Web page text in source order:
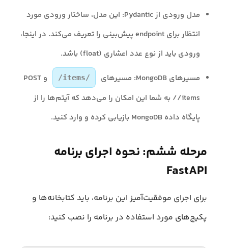
مدل ورودی از Pydantic: این مدل، ساختار ورودی مورد
انتظار برای endpoint پیش‌بینی را تعریف می‌کند. در اینجا،
ورودی باید از نوع عدد اعشاری (float) باشد.
مسیرهای MongoDB: مسیرهای /items/
و POST
/items/ به شما این امکان را می‌دهد که آیتم‌ها را از
پایگاه داده MongoDB بازیابی کرده و وارد کنید.
مرحله ششم: نحوه اجرای برنامه
FastAPI
برای اجرای موفقیت‌آمیز این برنامه، باید کتابخانه‌ها و
پکیج‌های مورد استفاده در برنامه را نصب کنید: